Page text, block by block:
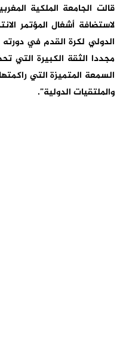
قالت الجامعة الملكية
لاستضافة أشغال المؤتمر
الدولي لكرة القدم في
مجددا الثقة الكبيرة التي
السمعة المتميزة التي
والملتقيات الدولية”.